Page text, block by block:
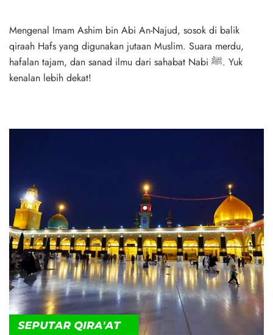
Mengenal Imam Ashim bin Abi An-Najud, sosok di balik
qiraah Hafs yang digunakan jutaan Muslim. Suara merdu,
hafalan tajam, dan sanad ilmu dari sahabat Nabi ﷺ. Yuk
kenalan lebih dekat!